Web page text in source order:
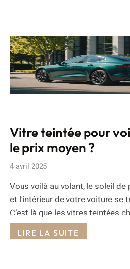
Vitre teintée pour
le prix moyen ?
4 avril 2025
Vous voilà au volant, le soleil
et l’intérieur de votre voiture se
C’est là que les vitres teintées
LIRE LA SUITE